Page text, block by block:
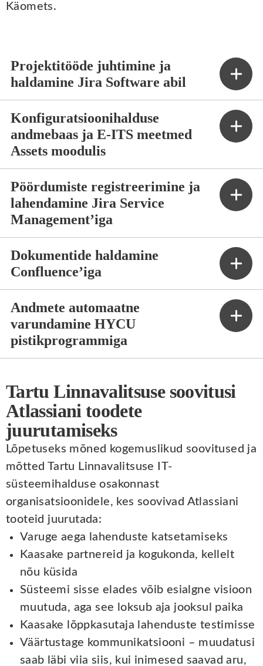
Käomets.
Projektitööde juhtimine ja
haldamine Jira Software abil
Konfiguratsioonihalduse
andmebaas ja E-ITS meetmed
Assets moodulis
Pöördumiste registreerimine ja
lahendamine Jira Service
Management’iga
Dokumentide haldamine
Confluence’iga
Andmete automaatne
varundamine HYCU
pistikprogrammiga
Tartu Linnavalitsuse soovitusi
Atlassiani toodete
juurutamiseks
Lõpetuseks mõned kogemuslikud soovitused ja
mõtted Tartu Linnavalitsuse IT-
süsteemihalduse osakonnast
organisatsioonidele, kes soovivad Atlassiani
tooteid juurutada:
Varuge aega lahenduste katsetamiseks
Kaasake partnereid ja kogukonda, kellelt
nõu küsida
Süsteemi sisse elades võib esialgne visioon
muutuda, aga see loksub aja jooksul paika
Kaasake lõppkasutaja lahenduste testimisse
Väärtustage kommunikatsiooni – muudatusi
saab läbi viia siis, kui inimesed saavad aru,